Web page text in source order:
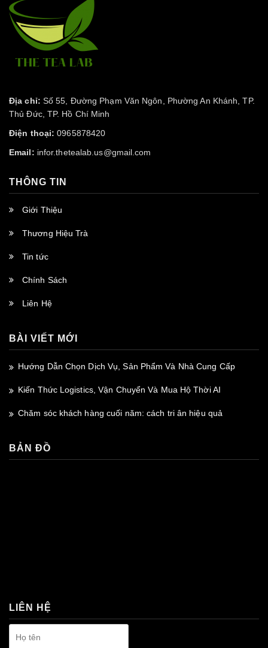
Địa chỉ: Số 55, Đường Phạm Văn Ngôn, Phường An Khánh, TP.
Thủ Đức, TP. Hồ Chí Minh
Điện thoại: 0965878420
Email: infor.thetealab.us@gmail.com
THÔNG TIN
Giới Thiệu
Thương Hiệu Trà
Tin tức
Chính Sách
Liên Hệ
BÀI VIẾT MỚI
Hướng Dẫn Chọn Dịch Vụ, Sản Phẩm Và Nhà Cung Cấp
Kiến Thức Logistics, Vận Chuyển Và Mua Hộ Thời AI
Chăm sóc khách hàng cuối năm: cách tri ân hiệu quả
BẢN ĐỒ
LIÊN HỆ